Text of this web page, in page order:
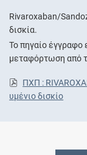
Rivaroxaban/
δισκία.
Το πηγαίο έγγραφο
μεταφόρτωση από
ΠΧΠ :
υμένιο δισκίο